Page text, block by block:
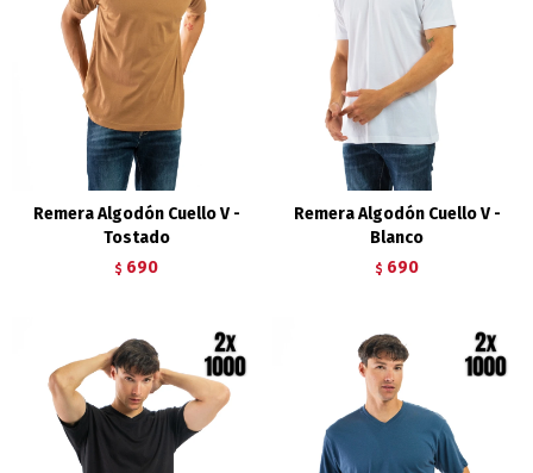
Remera Algodón Cuello V -
Tostado
$ 690
Remera Algodón Cuello V -
Blanco
$ 690